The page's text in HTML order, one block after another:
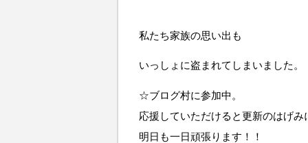
私たち家族の思い出も
いっしょに盗まれてしまいました。
☆ブログ村に参加中。
応援していただけると更新のはげみ
明日も一日頑張ります！！